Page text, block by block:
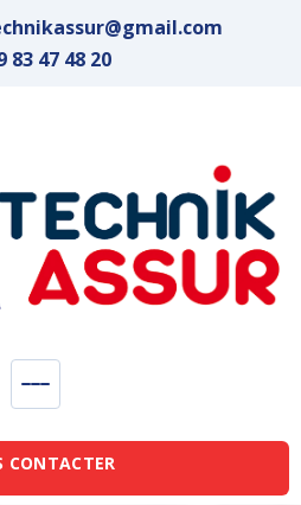
83 47 48 20
CONTACTER